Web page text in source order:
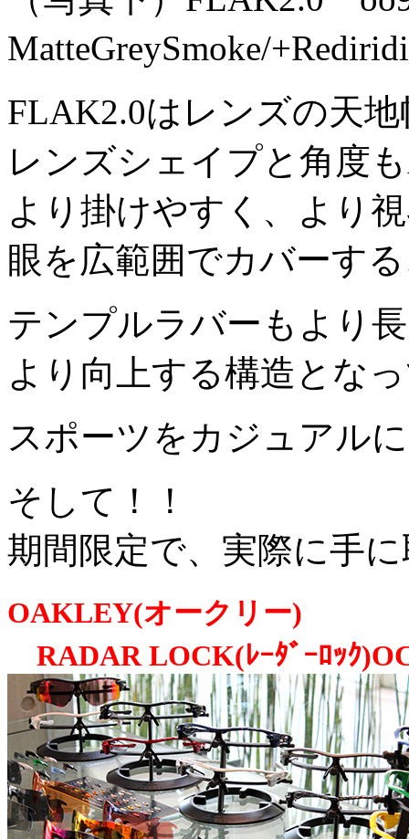
MatteGreySmoke/
FLAK2.0はレンズの天
レンズシェイプと角度
より掛けやすく、より
眼を広範囲でカバーす
テンプルラバーもより
より向上する構造とな
スポーツをカジュアル
そして！！
期間限定で、実際に手
OAKLEY(オークリー)
RADAR LOCK(ﾚｰﾀﾞｰﾛｯｸ